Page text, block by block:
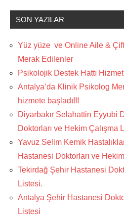
SON YAZILAR
Yüz yüze ve Online Aile &
Merak Edilenler
Psikolojik Destek Hattı
Antalya’da Klinik Psikolog
hizmete başladı!!!
Diyarbakır Selahattin Eyyubi
Doktorları ve Hekim Çalışma
Yavuz Selim Kemik
Hastanesi Doktorları ve
Tekirdağ Şehir Hastanesi
Listesi.
Antalya Şehir Hastanesi
Listesi